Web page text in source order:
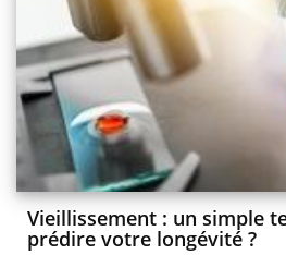
Vieillissement : un simple
prédire votre longévité ?